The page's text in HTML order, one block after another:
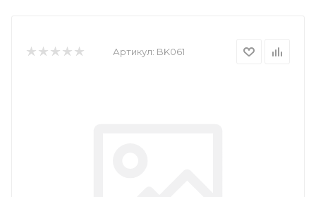
Артикул: BK061